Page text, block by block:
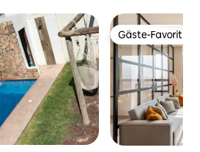
Gäste-Favorit
Gäste-Favorit